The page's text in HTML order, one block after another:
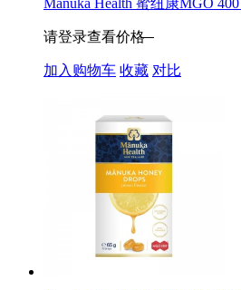
请登录查看价格
加入购物车 收藏 对比